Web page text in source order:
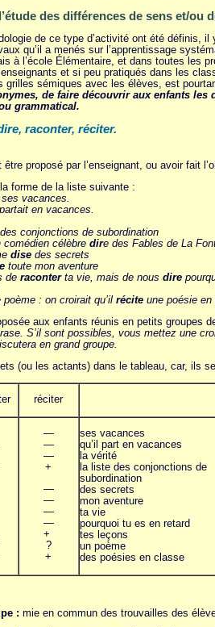
des différences de sens et/
de ce type d’activité ont été définis,
qu’il a menés sur l’apprentissage
à l’école Élémentaire, et dans toutes les
et si peu pratiqués dans les
sémiques avec les élèves, est
de faire découvrir aux enfants
grammatical.
raconter, réciter.
proposé par l’enseignant, ou avoir fait
forme de la liste suivante :
vacances.
en vacances.
conjonctions de subordination
célèbre dire des Fables de La
disedes secrets
toute mon aventure
de raconterta vie, mais de nous dire
: on croirait qu’il récite une poésie en
aux enfants réunis en petits groupes
S’il sont possibles, vous mettez une
en grand groupe.
(ou les actants) dans le tableau, car, ils
réciter
—
—
—
+
—
—
—
—
+
?
+
ses vacances
qu’il part en vacances
la vérité
la liste des conjonctions de
subordination
des secrets
mon aventure
ta vie
pourquoi tu es en retard
tes leçons
un poème
des poésies en classe
: mie en commun des trouvailles des